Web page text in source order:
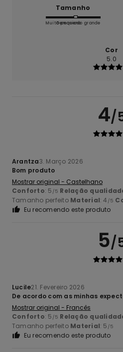
Tamanho
Muito pequeno
Demasiado grande
Cor
5.0
4/
Arantza3. Março 2026
Bom produto
Mostrar original - Castelhano
Conforto: 5 /5 Relação
Tamanho perfeito Material: 4 /5
Eu recomendo este produto
5/
Lucile21. Fevereiro 2026
De acordo com as minhas
Mostrar original - Francês
Conforto: 5 /5 Relação
Tamanho perfeito Material: 5 /5
Eu recomendo este produto